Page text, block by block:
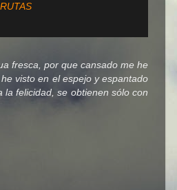
fresca, por que cansado me he
visto en el espejo y espantado
felicidad, se obtienen sólo con